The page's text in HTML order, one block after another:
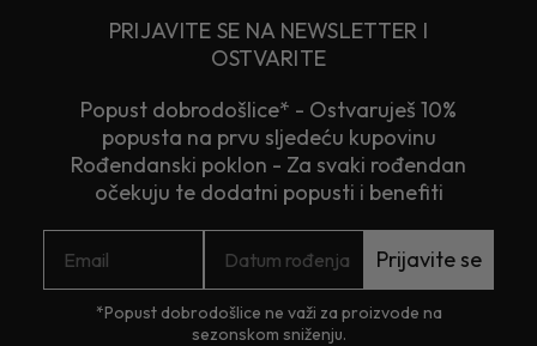
PRIJAVITE SE NA NEWSLETTER I
OSTVARITE
Popust dobrodošlice* - Ostvaruješ 10%
popusta na prvu sljedeću kupovinu
Rođendanski poklon - Za svaki rođendan
očekuju te dodatni popusti i benefiti
Prijavite se
*Popust dobrodošlice ne važi za proizvode na
sezonskom sniženju.